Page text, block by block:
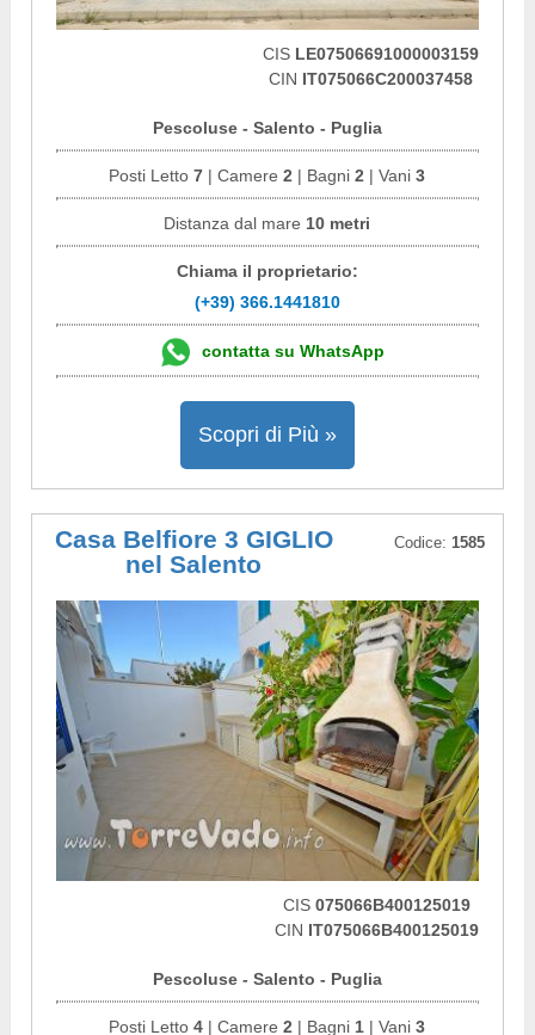
CIS LE07506691000003159
CIN IT075066C200037458
Pescoluse - Salento - Puglia
Posti Letto7 | Camere2 | Bagni2 | Vani3
Distanza dal mare 10 metri
Chiama il proprietario:
(+39) 366.1441810
contatta su WhatsApp
Scopri di Più »
Casa Belfiore 3 GIGLIO
nel Salento
Codice: 1585
CIS 075066B400125019
CIN IT075066B400125019
Pescoluse - Salento - Puglia
Posti Letto4 | Camere2 | Bagni 1 | Vani3